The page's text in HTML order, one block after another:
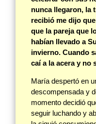
nunca llegaron, la
recibió me dijo
que la pareja que
habían llevado a
invierno. Cuando
caí a la acera y no
María despertó en
descompensada y
momento decidió
seguir luchando y